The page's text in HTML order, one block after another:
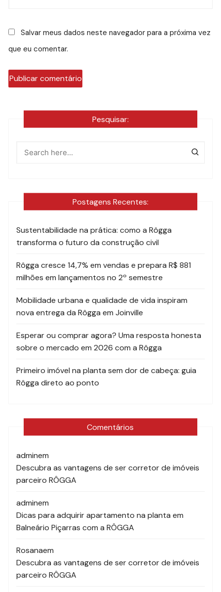
Salvar meus dados neste navegador para a próxima vez
que eu comentar.
Pesquisar:
Postagens Recentes:
Sustentabilidade na prática: como a Rôgga
transforma o futuro da construção civil
Rôgga cresce 14,7% em vendas e prepara R$ 881
milhões em lançamentos no 2º semestre
Mobilidade urbana e qualidade de vida inspiram
nova entrega da Rôgga em Joinville
Esperar ou comprar agora? Uma resposta honesta
sobre o mercado em 2026 com a Rôgga
Primeiro imóvel na planta sem dor de cabeça: guia
Rôgga direto ao ponto
Comentários
adminem
Descubra as vantagens de ser corretor de imóveis
parceiro RÔGGA
adminem
Dicas para adquirir apartamento na planta em
Balneário Piçarras com a RÔGGA
Rosanaem
Descubra as vantagens de ser corretor de imóveis
parceiro RÔGGA